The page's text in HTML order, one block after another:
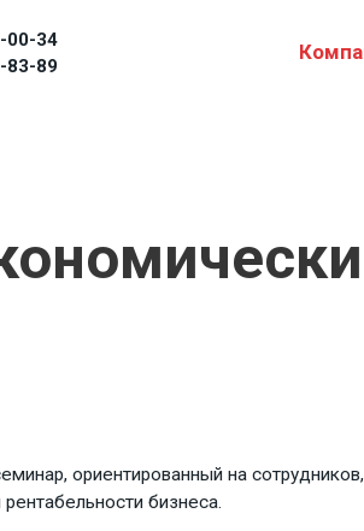
00-34
83-89
ориентированный на
бизнеса.